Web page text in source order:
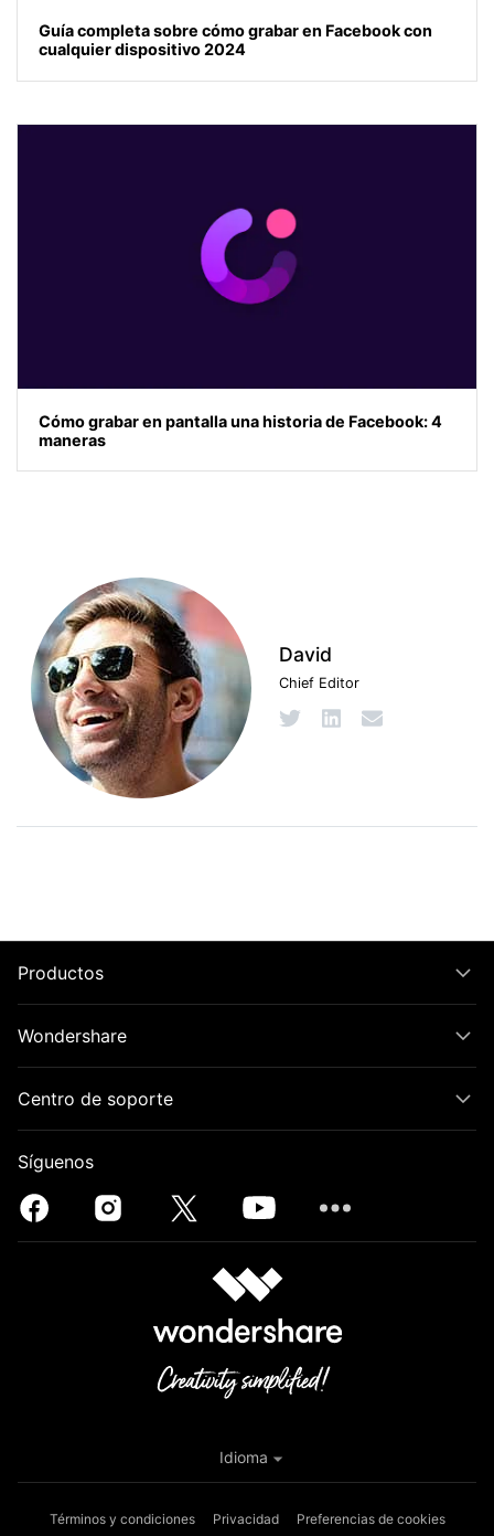
Guía completa sobre cómo grabar en Facebook con
cualquier dispositivo 2024
Cómo grabar en pantalla una historia de Facebook: 4
maneras
David
Chief Editor
Productos
Wondershare
Centro de soporte
Síguenos
Términos y condiciones Privacidad Preferencias de cookies
Idioma